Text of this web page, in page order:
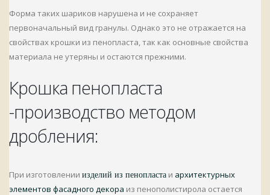
Форма таких шариков нарушена и не сохраняет
первоначальный вид гранулы. Однако это не отражается на
свойствах крошки из пенопласта, так как основные свойства
материала не утеряны и остаются прежними.
Крошка пенопласта
-производство методом
дробления:
При изготовлении изделий из пенопласта и архитектурных
элементов фасадного декора из пенополистирола остается